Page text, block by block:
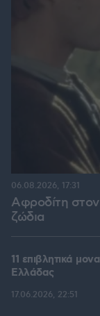
Αφροδίτη
ζώδια
06.08.2026, 17:31
11 επιβλητικά
Ελλάδας
17.06.2026, 22:51